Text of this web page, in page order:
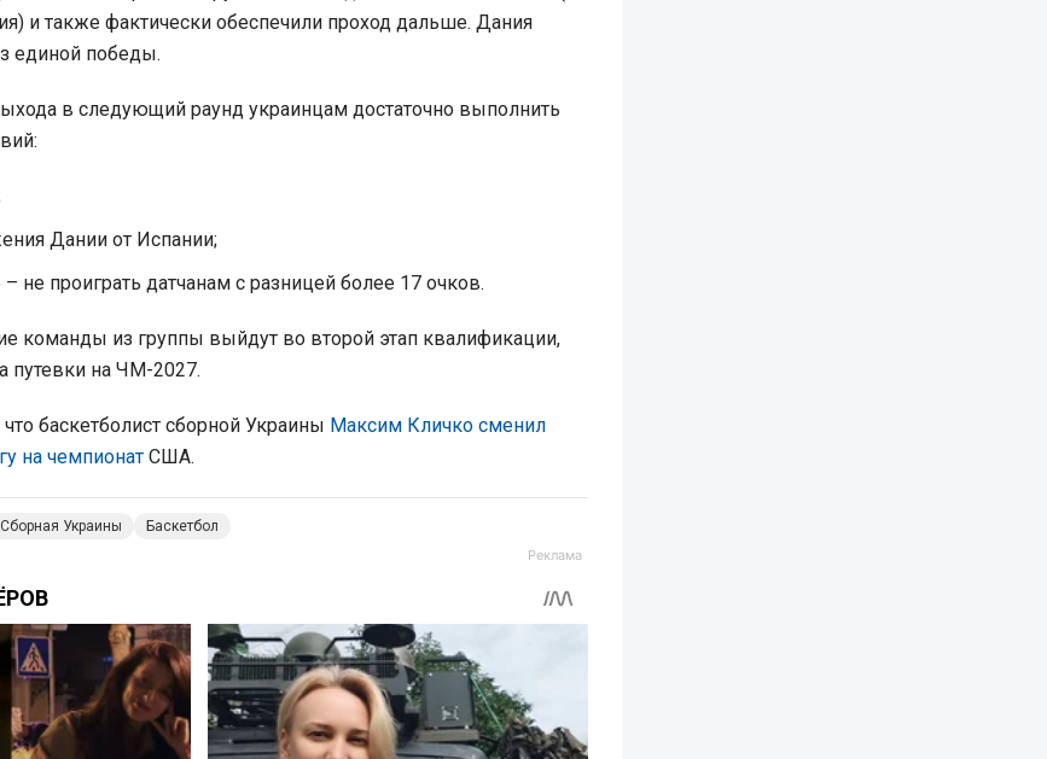
и также фактически обеспечили проход дальше. Дания
единой победы.
в следующий раунд украинцам достаточно выполнить
Дании от Испании;
не проиграть датчанам с разницей более 17 очков.
команды из группы выйдут во второй этап квалификации,
путевки на ЧМ-2027.
баскетболист сборной Украины Максим Кличко сменил
на чемпионат США.
Сборная Украины Баскетбол